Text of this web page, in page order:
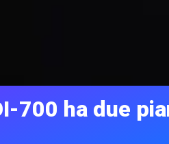
700 ha due